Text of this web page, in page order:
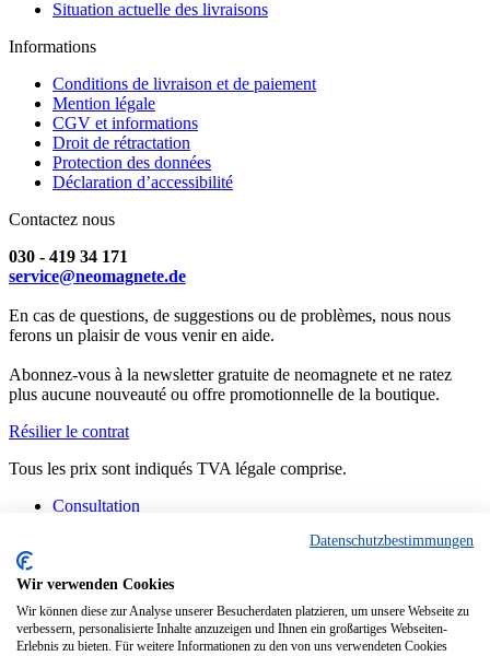
Situation actuelle des livraisons
Informations
Conditions de livraison et de paiement
Mention légale
CGV et informations
Droit de rétractation
Protection des données
Déclaration d’accessibilité
Contactez nous
030 - 419 34 171
service@neomagnete.de
En cas de questions, de suggestions ou de problèmes, nous nous
ferons un plaisir de vous venir en aide.
Abonnez-vous à la newsletter gratuite de neomagnete et ne ratez
plus aucune nouveauté ou offre promotionnelle de la boutique.
Résilier le contrat
Tous les prix sont indiqués TVA légale comprise.
Consultation
Consignes
Informations techniques
Situation actuelle des livraisons
Datenschutzbestimmungen
Wir verwenden Cookies
Wir können diese zur Analyse unserer Besucherdaten platzieren, um unsere Webseite zu
verbessern, personalisierte Inhalte anzuzeigen und Ihnen ein großartiges Webseiten-
Erlebnis zu bieten. Für weitere Informationen zu den von uns verwendeten Cookies